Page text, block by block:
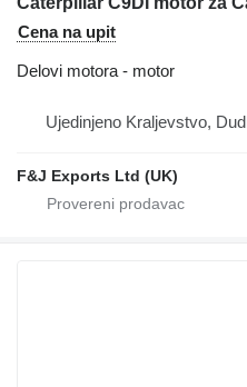
Cena na upit
Delovi motora - motor
Ujedinjeno Kraljevstvo,
F&J Exports Ltd (UK)